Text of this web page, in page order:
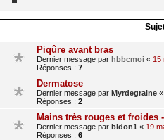
Piqûre avant bras
Dernier message par hbbcmoi « 15
Réponses : 7
Dermatose
Dernier message par Myrdegraine «
Réponses : 2
Mains très rouges et froides
Dernier message par bidon1 « 19
Réponses : 6